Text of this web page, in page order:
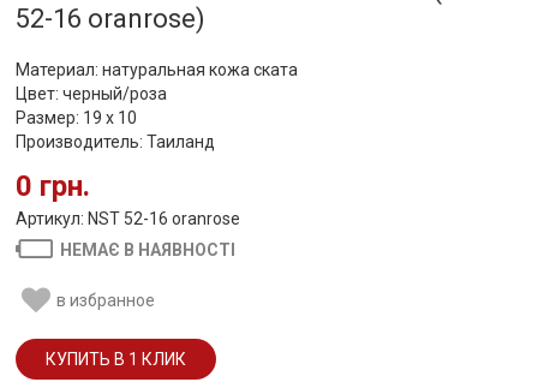
52-16 oranrose)
Материал: натуральная кожа ската
Цвет: черный/роза
Размер: 19 х 10
Производитель: Таиланд
0 грн.
Артикул: NST 52-16 oranrose
НЕМАЄ В НАЯВНОСТІ
в избранное